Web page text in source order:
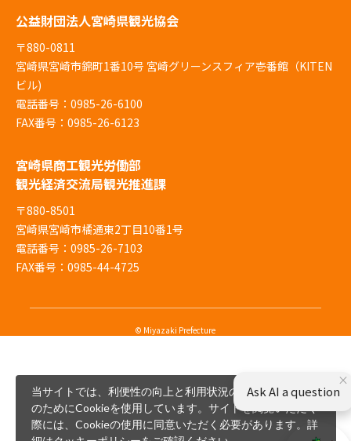
公益財団法人宮崎県観光協会
〒880-0811
宮崎県宮崎市錦町1番10号 宮崎グリーンスフィア壱番館（KITEN
ビル)
電話番号：0985-26-6100
FAX番号：0985-26-6123
宮崎県商工観光労働部
観光経済交流局観光推進課
〒880-8501
宮崎県宮崎市橘通東2丁目10番1号
電話番号：0985-26-7103
FAX番号：0985-44-4725
© Miyazaki Prefecture
当サイトでは、利便性の向上と利用状況の解析、広告配信
のためにCookieを使用しています。サイトを閲覧いただく
際には、Cookieの使用に同意いただく必要があります。詳
×
Ask AI a question